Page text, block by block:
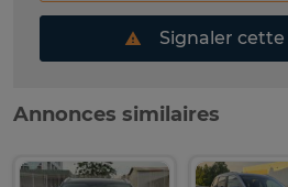
Signaler
Annonces similaires